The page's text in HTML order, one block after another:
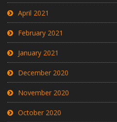
April 2021
February 2021
January 2021
December 2020
November 2020
October 2020